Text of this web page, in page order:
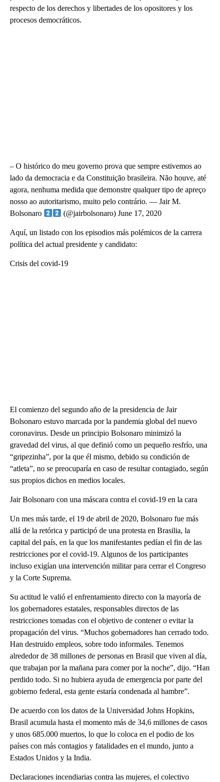
respecto de los derechos y libertades de los opositores y los
procesos democráticos.
– O histórico do meu governo prova que sempre estivemos ao
lado da democracia e da Constituição brasileira. Não houve, até
agora, nenhuma medida que demonstre qualquer tipo de apreço
nosso ao autoritarismo, muito pelo contrário. — Jair M.
Bolsonaro
(@jairbolsonaro) June 17, 2020
Aquí, un listado con los episodios más polémicos de la carrera
política del actual presidente y candidato:
Crisis del covid-19
El comienzo del segundo año de la presidencia de Jair
Bolsonaro estuvo marcada por la pandemia global del nuevo
coronavirus. Desde un principio Bolsonaro minimizó la
gravedad del virus, al que definió como un pequeño resfrío, una
“gripezinha”, por la que él mismo, debido su condición de
“atleta”, no se preocuparía en caso de resultar contagiado, según
sus propios dichos en medios locales.
Jair Bolsonaro con una máscara contra el covid-19 en la cara
Un mes más tarde, el 19 de abril de 2020, Bolsonaro fue más
allá de la retórica y participó de una protesta en Brasilia, la
capital del país, en la que los manifestantes pedían el fin de las
restricciones por el covid-19. Algunos de los participantes
incluso exigían una intervención militar para cerrar el Congreso
y la Corte Suprema.
Su actitud le valió el enfrentamiento directo con la mayoría de
los gobernadores estatales, responsables directos de las
restricciones tomadas con el objetivo de contener o evitar la
propagación del virus. “Muchos gobernadores han cerrado todo.
Han destruido empleos, sobre todo informales. Tenemos
alrededor de 38 millones de personas en Brasil que viven al día,
que trabajan por la mañana para comer por la noche”, dijo. “Han
perdido todo. Si no hubiera ayuda de emergencia por parte del
gobierno federal, esta gente estaría condenada al hambre”.
De acuerdo con los datos de la Universidad Johns Hopkins,
Brasil acumula hasta el momento más de 34,6 millones de casos
y unos 685.000 muertos, lo que lo coloca en el podio de los
países con más contagios y fatalidades en el mundo, junto a
Estados Unidos y la India.
Declaraciones incendiarias contra las mujeres, el colectivo